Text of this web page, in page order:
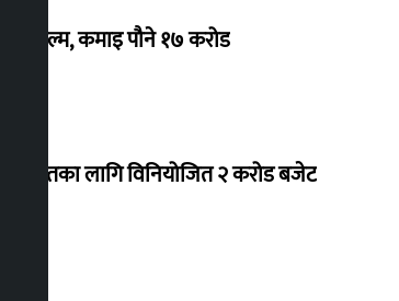
फिल्म, कमाइ पौने १७ करोड
मर्मतका लागि विनियोजित २ करोड बजेट